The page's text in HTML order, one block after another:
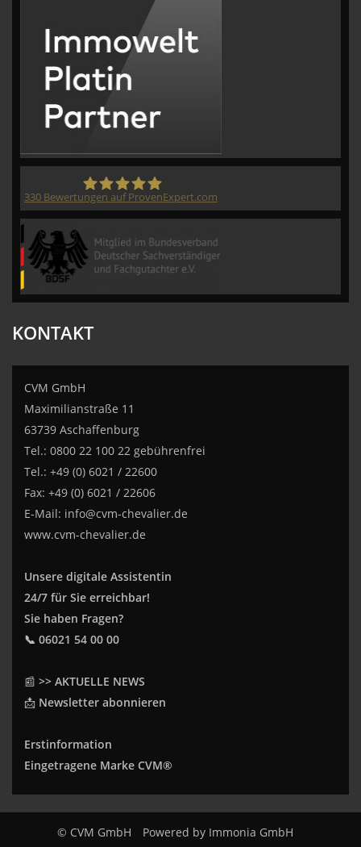
330 Bewertungen auf ProvenExpert.com
KONTAKT
CVM GmbH
Maximilianstraße 11
63739 Aschaffenburg
Tel.: 0800 22 100 22 gebührenfrei
Tel.: +49 (0) 6021 / 22600
Fax: +49 (0) 6021 / 22606
E-Mail: info@cvm-chevalier.de
www.cvm-chevalier.de
Unsere digitale Assistentin
24/7 für Sie erreichbar!
Sie haben Fragen?
📞 06021 54 00 00
📰 >> AKTUELLE NEWS
📩 Newsletter abonnieren
Erstinformation
Eingetragene Marke CVM®
© CVM GmbH Powered by Immonia GmbH